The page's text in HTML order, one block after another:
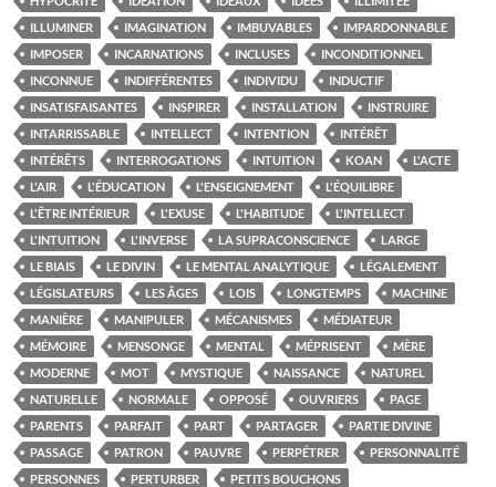
ILLUMINER
IMAGINATION IMBUVABLES
IMPARDONNABLE
IMPOSER
INCARNATIONS INCLUSES
INCONDITIONNEL
INCONNUE
INDIFFÉRENTES INDIVIDU
INDUCTIF
INSATISFAISANTES
INSPIRER INSTALLATION
INSTRUIRE
INTARRISSABLE
INTELLECT INTENTION
INTÉRÊT
INTÉRÊTS
INTERROGATIONS INTUITION KOAN
L'ACTE
L'AIR
L'ÉDUCATION L'ENSEIGNEMENT
L'ÉQUILIBRE
L'ÊTRE INTÉRIEUR
L'EXUSE L'HABITUDE
L'INTELLECT
L'INTUITION
L'INVERSE LA SUPRACONSCIENCE
LARGE
LE BIAIS
LE DIVIN LE MENTAL ANALYTIQUE
LÉGALEMENT
LÉGISLATEURS
LES ÂGES LOIS LONGTEMPS
MACHINE
MANIÈRE
MANIPULER MÉCANISMES
MÉDIATEUR
MÉMOIRE
MENSONGE MENTAL MÉPRISENT
MÈRE
MODERNE
MOT MYSTIQUE NAISSANCE
NATUREL
NATURELLE
NORMALE OPPOSÉ OUVRIERS
PAGE
PARENTS
PARFAIT PART PARTAGER
PARTIE DIVINE
PASSAGE
PATRON PAUVRE PERPÉTRER
PERSONNALITÉ
PERSONNES
PERTURBER
PETITS BOUCHONS